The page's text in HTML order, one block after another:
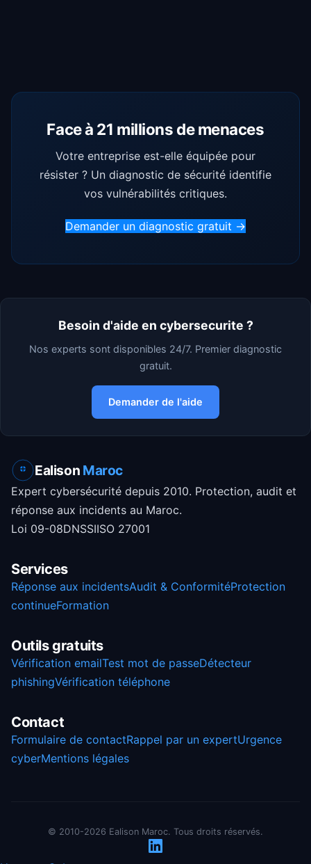
Face à 21 millions de menaces
Votre entreprise est-elle équipée pour
résister ? Un diagnostic de sécurité identifie
vos vulnérabilités critiques.
Demander un diagnostic gratuit →
Besoin d'aide en cybersecurite ?
Nos experts sont disponibles 24/7. Premier diagnostic
gratuit.
Demander de l'aide
Ealison Maroc
Expert cybersécurité depuis 2010. Protection, audit et
réponse aux incidents au Maroc.
Loi 09-08DNSSIISO 27001
Services
Réponse aux incidentsAudit & ConformitéProtection
continueFormation
Outils gratuits
Vérification emailTest mot de passeDétecteur
phishingVérification téléphone
Contact
Formulaire de contactRappel par un expertUrgence
cyberMentions légales
© 2010-2026 Ealison Maroc. Tous droits réservés.